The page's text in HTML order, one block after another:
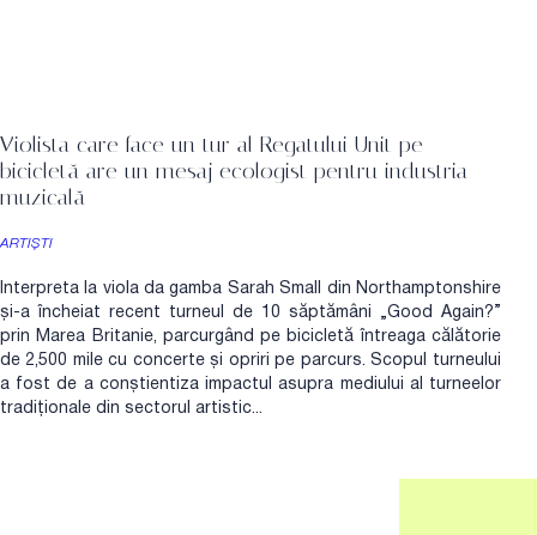
Violista care face un tur al Regatului Unit pe
bicicletă are un mesaj ecologist pentru industria
muzicală
ARTIȘTI
Interpreta la viola da gamba Sarah Small din Northamptonshire
și-a încheiat recent turneul de 10 săptămâni „Good Again?”
prin Marea Britanie, parcurgând pe bicicletă întreaga călătorie
de 2,500 mile cu concerte și opriri pe parcurs. Scopul turneului
a fost de a conștientiza impactul asupra mediului al turneelor
tradiționale din sectorul artistic...